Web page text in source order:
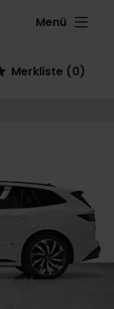
Menü
Merkliste (0)